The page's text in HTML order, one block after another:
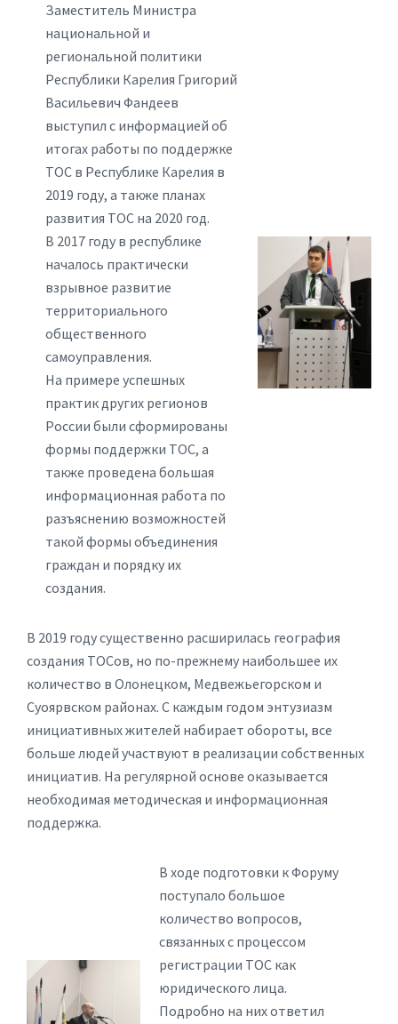
Заместитель Министра
национальной и
региональной политики
Республики Карелия Григорий
Васильевич Фандеев
выступил с информацией об
итогах работы по поддержке
ТОС в Республике Карелия в
2019 году, а также планах
развития ТОС на 2020 год.
В 2017 году в республике
началось практически
взрывное развитие
территориального
общественного
самоуправления.
На примере успешных
практик других регионов
России были сформированы
формы поддержки ТОС, а
также проведена большая
информационная работа по
разъяснению возможностей
такой формы объединения
граждан и порядку их
создания.
В 2019 году существенно расширилась география
создания ТОСов, но по-прежнему наибольшее их
количество в Олонецком, Медвежьегорском и
Суоярвском районах. С каждым годом энтузиазм
инициативных жителей набирает обороты, все
больше людей участвуют в реализации собственных
инициатив. На регулярной основе оказывается
необходимая методическая и информационная
поддержка.
В ходе подготовки к Форуму
поступало большое
количество вопросов,
связанных с процессом
регистрации ТОС как
юридического лица.
Подробно на них ответил